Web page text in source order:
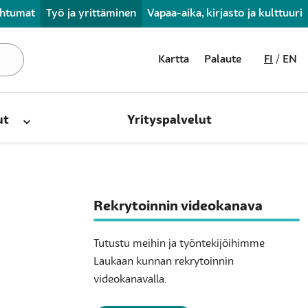
Työ ja yrittäminen Vapaa-aika, kirjasto ja kulttuuri
Kartta Palaute FI EN
Yrityspalvelut
Rekrytoinnin videokanava
Tutustu meihin ja työntekijöihimme
Laukaan kunnan rekrytoinnin
videokanavalla.